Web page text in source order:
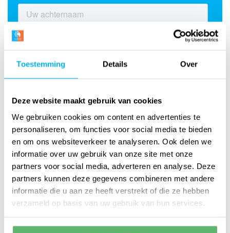
Toestemming Details Over
Deze website maakt gebruik van cookies
We gebruiken cookies om content en advertenties te
personaliseren, om functies voor social media te bieden
en om ons websiteverkeer te analyseren. Ook delen we
informatie over uw gebruik van onze site met onze
partners voor social media, adverteren en analyse. Deze
partners kunnen deze gegevens combineren met andere
informatie die u aan ze heeft verstrekt of die ze hebben
verzameld op basis van uw gebruik van hun services.